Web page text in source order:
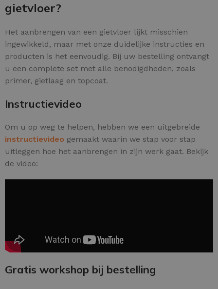
gietvloer?
Het aanbrengen van een gietvloer lijkt misschien
ingewikkeld, maar met onze duidelijke instructies en
producten is het eenvoudig. Bij uw bestelling ontvangt
u een complete set met alle benodigdheden, zoals
primer, gietlaag en topcoat.
Instructievideo
Om u op weg te helpen, hebben we een uitgebreide
instructievideo gemaakt waarin we stap voor stap
uitleggen hoe het aanbrengen in zijn werk gaat. Bekijk
de video:
Gratis workshop bij bestelling